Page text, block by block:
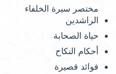
مختصر سيرة الخلفاء
الراشدين
حياة الصحابة
أحكام النكاح
فوائد قصيرة